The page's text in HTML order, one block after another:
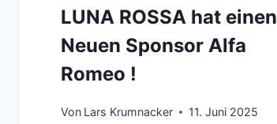
LUNA ROSSA hat einen
Neuen Sponsor Alfa
Romeo !
Von Lars Krumnacker 11. Juni 2025